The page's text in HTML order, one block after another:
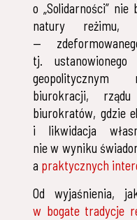
o „Solidarności”
natury
—
tj.
geopolitycznym
biurokracji, rządu
biurokratów, gdzie
i likwidacja
nie w wyniku
a praktycznych
Od wyjaśnienia,
w bogate tradycje